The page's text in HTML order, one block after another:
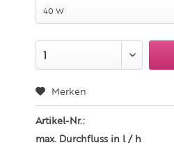
Merken
Artikel-Nr.:
max. Durchfluss in l / h